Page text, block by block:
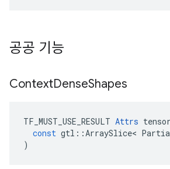
공공 기능
ContextDenseShapes
TF_MUST_USE_RESULT Attrs
const gtl ::ArraySlice<
)